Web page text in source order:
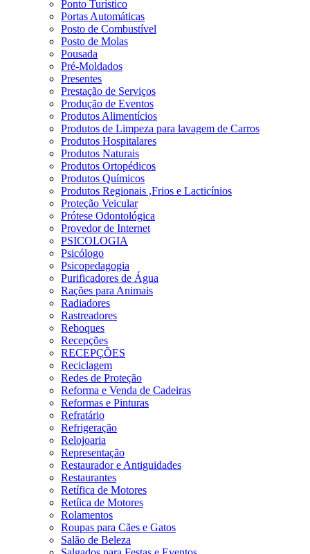
Ponto Turístico
Portas Automáticas
Posto de Combustível
Posto de Molas
Pousada
Pré-Moldados
Presentes
Prestação de Serviços
Produção de Eventos
Produtos Alimentícios
Produtos de Limpeza para lavagem de Carros
Produtos Hospitalares
Produtos Naturais
Produtos Ortopédicos
Produtos Químicos
Produtos Regionais ,Frios e Lacticínios
Proteção Veicular
Prótese Odontológica
Provedor de Internet
PSICOLOGIA
Psicólogo
Psicopedagogia
Purificadores de Água
Rações para Animais
Radiadores
Rastreadores
Reboques
Recepções
RECEPÇÕES
Reciclagem
Redes de Proteção
Reforma e Venda de Cadeiras
Reformas e Pinturas
Refratário
Refrigeração
Relojoaria
Representação
Restaurador e Antiguidades
Restaurantes
Retífica de Motores
Retíica de Motores
Rolamentos
Roupas para Cães e Gatos
Salão de Beleza